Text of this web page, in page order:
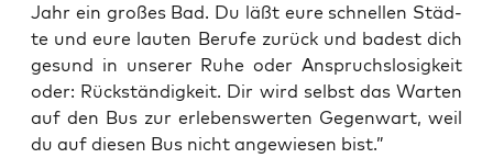
Jahr ein gro­ßes Bad. Du läßt eure schnel­len Städ­
te und eure lau­ten Beru­fe zurück und badest dich
gesund in unse­rer Ruhe oder Anspruchs­lo­sig­keit
oder: Rück­stän­dig­keit. Dir wird selbst das War­ten
auf den Bus zur erle­bens­wer­ten Gegen­wart, weil
du auf die­sen Bus nicht ange­wie­sen bist.”